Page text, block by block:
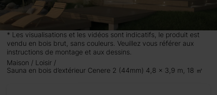
* Les visualisations et les vidéos sont indicatifs, le produit est
vendu en bois brut, sans couleurs. Veuillez vous référer aux
instructions de montage et aux dessins.
Maison
Loisir
Sauna en bois d’extérieur Cenere 2 (44mm) 4,8 x 3,9 m, 18 ㎡